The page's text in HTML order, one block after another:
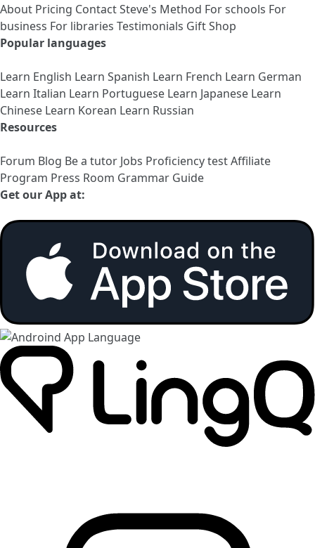
About Pricing ContactSteve's Method For schools For
business For libraries Testimonials Gift Shop
Popular languages
Learn English Learn Spanish Learn French Learn German
Learn Italian Learn Portuguese Learn Japanese Learn
Chinese Learn Korean Learn Russian
Resources
Forum Blog Be a tutor Jobs Proficiency testAffiliate
Program Press Room Grammar Guide
Get our App at: